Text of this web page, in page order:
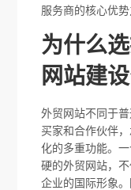
服务商的核心优势
为什么
网站建
外贸网站不同于
买家和合作伙伴
化的多重功能。
硬的外贸网站，
企业的国际形象